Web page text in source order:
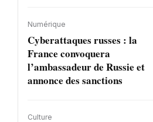
Numérique
Cyberattaques russes : la
France convoquera
l’ambassadeur de Russie et
annonce des sanctions
Culture